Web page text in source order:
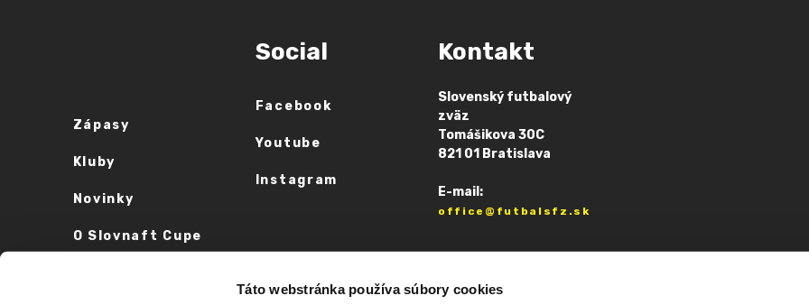
Táto webstránka používa súbory cookies
Zápasy
Kluby
Novinky
O Slovnaft Cupe
Social
Facebook
Youtube
Instagram
Kontakt
Slovenský futbalový
zväz
Tomášikova 30C
821 01 Bratislava
E-mail:
office@futbalsfz.sk